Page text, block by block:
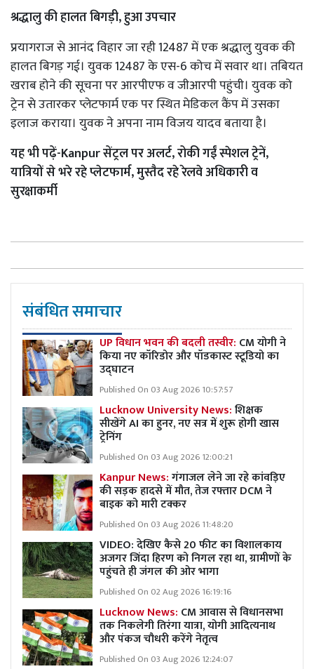
श्रद्धालु की हालत बिगड़ी, हुआ उपचार
प्रयागराज से आनंद विहार जा रही 12487 में एक श्रद्धालु युवक की
हालत बिगड़ गई। युवक 12487 के एस-6 कोच में सवार था। तबियत
खराब होने की सूचना पर आरपीएफ व जीआरपी पहुंची। युवक को
ट्रेन से उतारकर प्लेटफार्म एक पर स्थित मेडिकल कैंप में उसका
इलाज कराया। युवक ने अपना नाम विजय यादव बताया है।
यह भी पढ़ें-Kanpur सेंट्रल पर अलर्ट, रोकी गईं स्पेशल ट्रेनें,
यात्रियों से भरे रहे प्लेटफार्म, मुस्तैद रहे रेलवे अधिकारी व
सुरक्षाकर्मी
संबंधित समाचार
UP विधान भवन की बदली तस्वीर: CM योगी ने
किया नए कॉरिडोर और पॉडकास्ट स्टूडियो का
उद्घाटन
Published On 03 Aug 2026 10:57:57
Lucknow University News:शिक्षक
सीखेंगे AI का हुनर, नए सत्र में शुरू होगी खास
ट्रेनिंग
Published On 03 Aug 2026 12:00:21
Kanpur News:गंगाजल लेने जा रहे कांवड़िए
की सड़क हादसे में मौत, तेज रफ्तार DCM ने
बाइक को मारी टक्कर
Published On 03 Aug 2026 11:48:20
VIDEO: देखिए कैसे 20 फीट का विशालकाय
अजगर जिंदा हिरण को निगल रहा था, ग्रामीणों के
पहुंचते ही जंगल की ओर भागा
Published On 02 Aug 2026 16:19:16
Lucknow News: CM आवास से विधानसभा
तक निकलेगी तिरंगा यात्रा, योगी आदित्यनाथ
और पंकज चौधरी करेंगे नेतृत्व
Published On 03 Aug 2026 12:24:07